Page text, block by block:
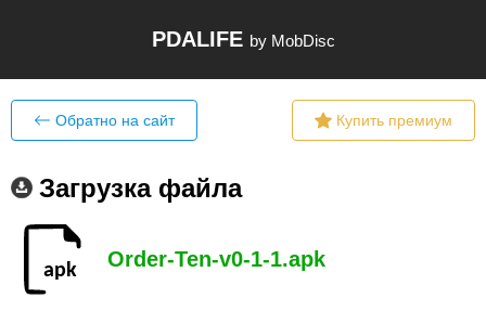
PDALIFE by MobDisc
Обратно на сайт Купить премиум
Загрузка файла
Order-Ten-v0-1-1.apk